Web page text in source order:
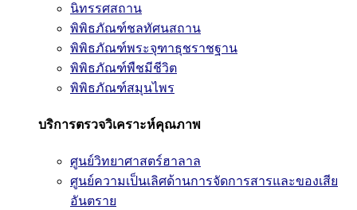
นิทรรศสถาน
พิพิธภัณฑ์ชลทัศนสถาน
พิพิธภัณฑ์พระจุฑาธุชราชฐาน
พิพิธภัณฑ์พืชมีชีวิต
พิพิธภัณฑ์สมุนไพร
บริการตรวจวิเคราะห์คุณภาพ
ศูนย์วิทยาศาสตร์ฮาลาล
ศูนย์ความเป็นเลิศด้านการจัดการสารและของเสีย
อันตราย